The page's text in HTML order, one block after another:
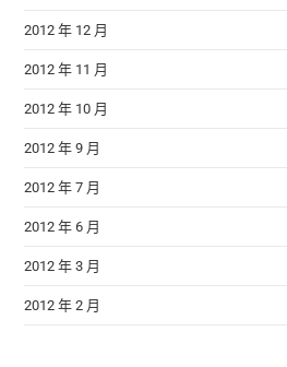
2012 年 12 月
2012 年 11 月
2012 年 10 月
2012 年 9 月
2012 年 7 月
2012 年 6 月
2012 年 3 月
2012 年 2 月